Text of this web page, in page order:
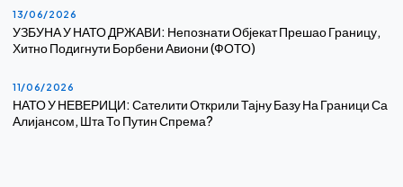
13/06/2026
УЗБУНА У НАТО ДРЖАВИ: Непознати Објекат Прешао Границу,
Хитно Подигнути Борбени Авиони (ФОТО)
11/06/2026
НАТО У НЕВЕРИЦИ: Сателити Открили Тајну Базу На Граници Са
Алијансом, Шта То Путин Спрема?